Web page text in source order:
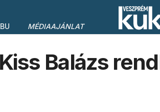
MÉDIAAJÁNLAT
Balázs